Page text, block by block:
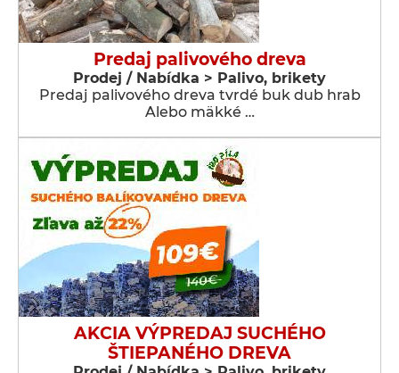
Predaj palivového dreva
Prodej / Nabídka > Palivo, brikety
Predaj palivového dreva tvrdé buk dub hrab
Alebo mäkké …
AKCIA VÝPREDAJ SUCHÉHO
ŠTIEPANÉHO DREVA